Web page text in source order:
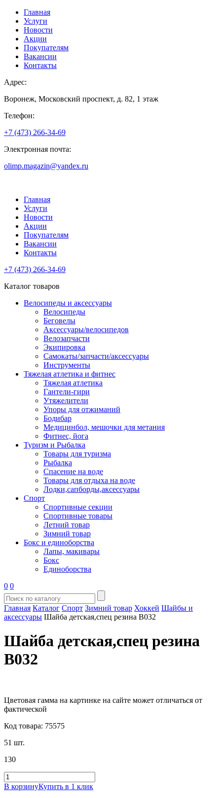
Главная
Услуги
Новости
Акции
Покупателям
Вакансии
Контакты
Адрес:
Воронеж, Московский проспект, д. 82, 1 этаж
Телефон:
+7 (473) 266-34-69
Электронная почта:
olimp.magazin@yandex.ru
Главная
Услуги
Новости
Акции
Покупателям
Вакансии
Контакты
+7 (473) 266-34-69
Каталог товаров
Велосипеды и аксессуары
Велосипеды
Беговелы
Аксессуары/велосипедов
Велозапчасти
Экипировка
Самокаты/запчасти/аксессуары
Инструменты
Тяжелая атлетика и фитнес
Тяжелая атлетика
Гантели-гири
Утяжелители
Упоры для отжиманий
Бодибар
Медицинбол, мешочки для метания
Фитнес, йога
Туризм и Рыбалка
Товары для туризма
Рыбалка
Спасение на воде
Товары для отдыха на воде
Лодки,сапборды,аксессуары
Спорт
Спортивные секции
Спортивные товары
Летний товар
Зимний товар
Бокс и единоборства
Лапы, макивары
Бокс
Единоборства
0 0
Главная Каталог Спорт Зимний товар Хоккей Шайбы и
аксессуары Шайба детская,спец резина B032
Шайба детская,спец резина
B032
Цветовая гамма на картинке на сайте может отличаться от
фактической
Код товара: 75575
51 шт.
130
В корзинуКупить в 1 клик